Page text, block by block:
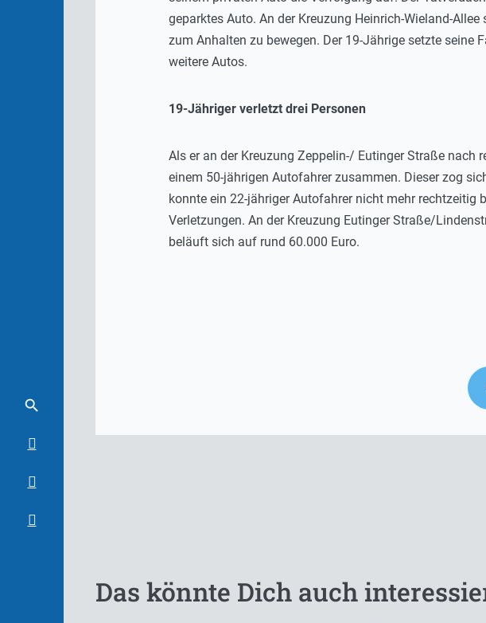
geparktes Auto. An der Kreuzung Heinrich-Wieland-
zum Anhalten zu bewegen. Der 19-Jährige setzte
weitere Autos.
19-Jähriger verletzt drei Personen
Als er an der Kreuzung Zeppelin-/ Eutinger Straße nach
einem 50-jährigen Autofahrer zusammen. Dieser zog
konnte ein 22-jähriger Autofahrer nicht mehr rechtzeitig
Verletzungen. An der Kreuzung Eutinger Straße/
beläuft sich auf rund 60.000 Euro.
Das könnte Dich auch